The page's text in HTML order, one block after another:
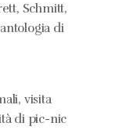
Schmitt,
di
visita
di pic-nic